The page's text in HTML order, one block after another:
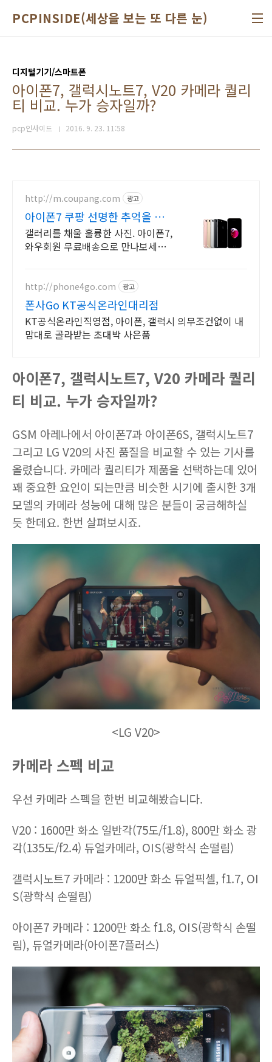
PCPINSIDE(세상을 보는 또 다른 눈)
디지털기기/스마트폰
아이폰7, 갤럭시노트7, V20 카메라 퀄리
티 비교. 누가 승자일까?
pcp인사이드 2016. 9. 23. 11:58
http://m.coupang.com 광고
아이폰7 쿠팡 선명한 추억을 간
직
갤러리를 채울 훌륭한 사진. 아이폰7,
와우회원 무료배송으로 만나보세요.
http://phone4go.com 광고
폰사Go KT공식온라인대리점
KT공식온라인직영점, 아이폰, 갤럭시 의무조건없이 내
맘대로 골라받는 초대박 사은품
아이폰7, 갤럭시노트7, V20 카메라 퀄리
티 비교. 누가 승자일까?
GSM 아레나에서 아이폰7과 아이폰6S, 갤럭시노트7
그리고 LG V20의 사진 품질을 비교할 수 있는 기사를
올렸습니다. 카메라 퀄리티가 제품을 선택하는데 있어
꽤 중요한 요인이 되는만큼 비슷한 시기에 출시한 3개
모델의 카메라 성능에 대해 많은 분들이 궁금해하실
듯 한데요. 한번 살펴보시죠.
<LG V20>
카메라 스펙 비교
우선 카메라 스펙을 한번 비교해봤습니다.
V20 : 1600만 화소 일반각(75도/f1.8), 800만 화소 광
각(135도/f2.4) 듀얼카메라, OIS(광학식 손떨림)
갤럭시노트7 카메라 : 1200만 화소 듀얼픽셀, f1.7, OI
S(광학식 손떨림)
아이폰7 카메라 : 1200만 화소 f1.8, OIS(광학식 손떨
림), 듀얼카메라(아이폰7플러스)